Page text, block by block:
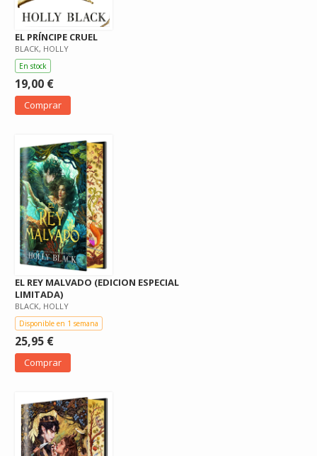
EL PRÍNCIPE CRUEL
BLACK, HOLLY
En stock
19,00 €
Comprar
EL REY MALVADO (EDICION ESPECIAL
LIMITADA)
BLACK, HOLLY
Disponible en 1 semana
25,95 €
Comprar